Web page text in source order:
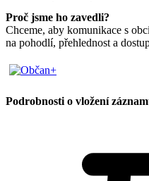
Proč jsme ho zavedli?
Chceme, aby komunikace s
na pohodlí, přehlednost a
Podrobnosti o vložení